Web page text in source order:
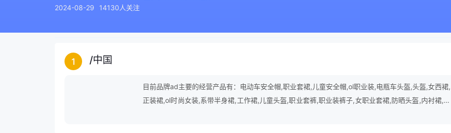
2024-08-29
14130人关注
1 /中国
目前品牌ad主要的经营产品有：电动车安全帽,职业套裙,儿童安全帽,ol职业装,电瓶车头盔,头盔,女西裙,
正装裙,ol时尚女装,系带半身裙,工作裙,儿童头盔,职业套裤,职业装裤子,女职业套裙,防晒头盔,内衬裙,衬